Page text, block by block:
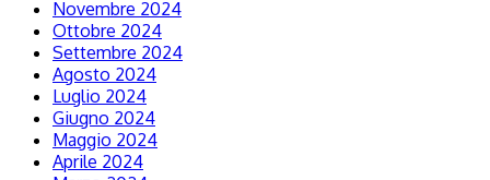
Novembre 2024
Ottobre 2024
Settembre 2024
Agosto 2024
Luglio 2024
Giugno 2024
Maggio 2024
Aprile 2024